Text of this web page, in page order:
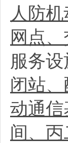
人防
网点
服务设
闭站
动通
间、